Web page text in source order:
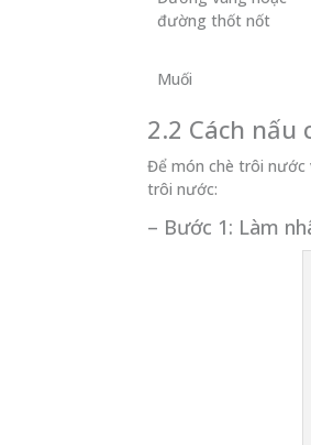
đường thốt nốt
Muối
2.2 Cách
Để món chè trôi nước
trôi nước:
– Bước 1: Làm